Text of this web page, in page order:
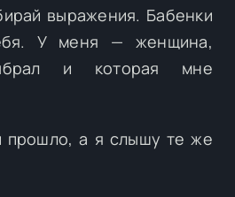
выражения. Бабенки
У меня — женщина,
и которая мне
прошло, а я слышу те же